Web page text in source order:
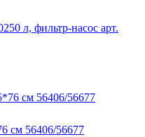
л, фильтр-насос арт.
см 56406/56677